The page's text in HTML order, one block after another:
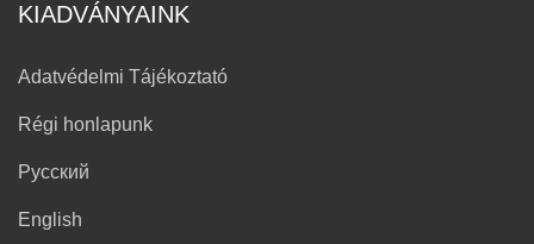
KIADVÁNYAINK
Adatvédelmi Tájékoztató
Régi honlapunk
Русский
English